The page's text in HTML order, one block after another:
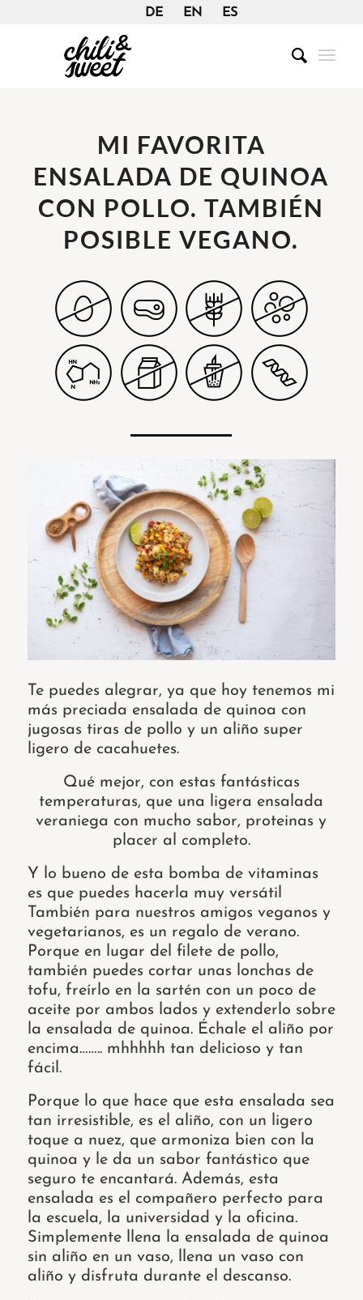
DE EN ES
MI FAVORITA
ENSALADA DE QUINOA
CON POLLO. TAMBIÉN
POSIBLE VEGANO.
Te puedes alegrar, ya que hoy tenemos mi
más preciada ensalada de quinoa con
jugosas tiras de pollo y un aliño super
ligero de cacahuetes.
Qué mejor, con estas fantásticas
temperaturas, que una ligera ensalada
veraniega con mucho sabor, proteinas y
placer al completo.
Y lo bueno de esta bomba de vitaminas
es que puedes hacerla muy versátil
También para nuestros amigos veganos y
vegetarianos, es un regalo de verano.
Porque en lugar del filete de pollo,
también puedes cortar unas lonchas de
tofu, freírlo en la sartén con un poco de
aceite por ambos lados y extenderlo sobre
la ensalada de quinoa. Échale el aliño por
encima…….. mhhhhh tan delicioso y tan
fácil.
Porque lo que hace que esta ensalada sea
tan irresistible, es el aliño, con un ligero
toque a nuez, que armoniza bien con la
quinoa y le da un sabor fantástico que
seguro te encantará. Además, esta
ensalada es el compañero perfecto para
la escuela, la universidad y la oficina.
Simplemente llena la ensalada de quinoa
sin aliño en un vaso, llena un vaso con
aliño y disfruta durante el descanso.